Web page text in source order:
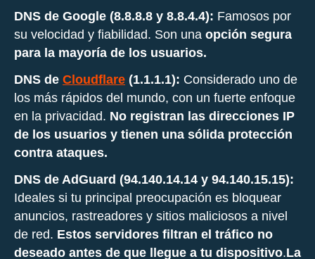
DNS de Google (8.8.8.8 y 8.8.4.4): Famosos por
su velocidad y fiabilidad. Son una opción segura
para la mayoría de los usuarios.
DNS de Cloudflare (1.1.1.1): Considerado uno de
los más rápidos del mundo, con un fuerte enfoque
en la privacidad. No registran las direcciones IP
de los usuarios y tienen una sólida protección
contra ataques.
DNS de AdGuard (94.140.14.14 y 94.140.15.15):
Ideales si tu principal preocupación es bloquear
anuncios, rastreadores y sitios maliciosos a nivel
de red. Estos servidores filtran el tráfico no
deseado antes de que llegue a tu dispositivo.La